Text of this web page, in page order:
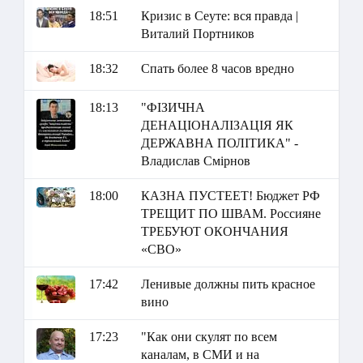
18:51
Кризис в Сеуте: вся правда |
Виталий Портников
18:32 Спать более 8 часов вредно
18:13
"ФІЗИЧНА
ДЕНАЦІОНАЛІЗАЦІЯ ЯК
ДЕРЖАВНА ПОЛІТИКА" -
Владислав Смірнов
18:00
КАЗНА ПУСТЕЕТ! Бюджет РФ
ТРЕЩИТ ПО ШВАМ. Россияне
ТРЕБУЮТ ОКОНЧАНИЯ
«СВО»
17:42
Ленивые должны пить красное
вино
17:23
"Как они скулят по всем
каналам, в СМИ и на